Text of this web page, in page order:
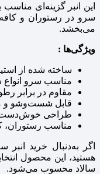
این انبر گزینه‌ای مناسب
سرو در رستوران و
می‌بخشد.
ویژگی‌ها :
ساخته‌ شده از
مناسب سرو انواع
مقاوم در برابر
قابل شست‌وشو و
طراحی خوش‌دست
مناسب رستوران،
اگر به‌دنبال خرید
هستید، این محصول
سالاد محسوب می‌شود.